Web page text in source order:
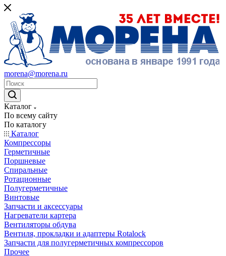
morena@morena.ru
Каталог
По всему сайту
По каталогу
Каталог
Компрессоры
Герметичные
Поршневые
Спиральные
Ротационные
Полугерметичные
Винтовые
Запчасти и аксессуары
Нагреватели картера
Вентиляторы обдува
Вентиля, прокладки и адаптеры Rotalock
Запчасти для полугерметичных компрессоров
Прочее